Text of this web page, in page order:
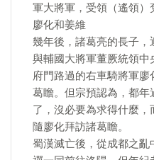
軍大將軍，受領（遙領）
廖化和姜維
幾年後，諸葛亮的長子，
與輔國大將軍董厥統領
府門路過的右車騎將軍
葛瞻。但宗預認為，都
了，沒必要為求得什麼
隨廖化拜訪諸葛瞻。
蜀漢滅亡後，從成都之亂